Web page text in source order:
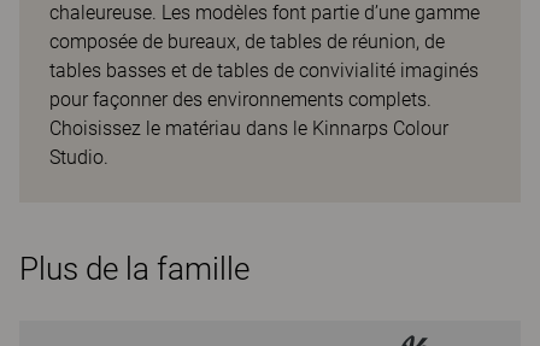
chaleureuse. Les modèles font partie d’une gamme
composée de bureaux, de tables de réunion, de
tables basses et de tables de convivialité imaginés
pour façonner des environnements complets.
Choisissez le matériau dans le Kinnarps Colour
Studio.
Plus de la famille